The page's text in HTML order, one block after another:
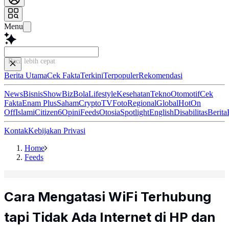
Menu
Baca lebih ce
Berita UtamaCek FaktaTerkiniTerpopulerRekomendasi
NewsBisnisShowBizBolaLifestyleKesehatanTeknoOtomotifCek
FaktaEnam PlusSahamCryptoTVFotoRegionalGlobalHotOn
OffIslamiCitizen6OpiniFeedsOtosiaSpotlightEnglishDisabilitasBerita
KontakKebijakan Privasi
Home
Feeds
Cara Mengatasi WiFi Terhubung
tapi Tidak Ada Internet di HP dan